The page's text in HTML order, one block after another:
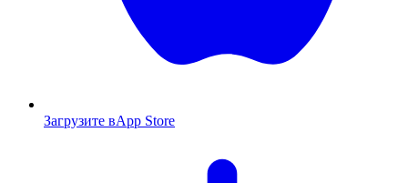
Загрузите вApp Store